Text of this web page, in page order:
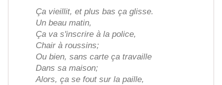
Ça vieillit, et plus bas ça glisse.
Un beau matin,
Ça va s'inscrire à la police,
Chair à roussins;
Ou bien, sans carte ça travaille
Dans sa maison;
Alors, ça se fout sur la paille,